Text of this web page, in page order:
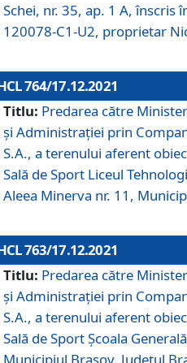
Schei, nr. 35, ap. 1 A, înscris
120078-C1-U2, proprietar
764/17.12.2021
Titlu: Predarea către
și Administrației prin
S.A., a terenului aferent
Sală de Sport Liceul
Aleea Minerva nr. 11,
763/17.12.2021
Titlu: Predarea către
și Administrației prin
S.A., a terenului aferent
Sală de Sport Școala